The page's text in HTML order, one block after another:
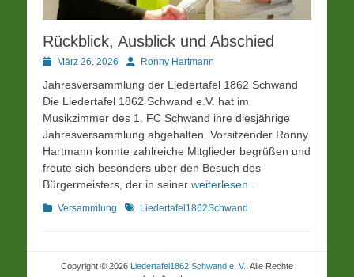
Rückblick, Ausblick und Abschied
PostedMärz 26, 2026 AutorRonny Hartmann
Jahresversammlung der Liedertafel 1862 Schwand
Die Liedertafel 1862 Schwand e.V. hat im
Musikzimmer des 1. FC Schwand ihre diesjährige
Jahresversammlung abgehalten. Vorsitzender Ronny
Hartmann konnte zahlreiche Mitglieder begrüßen und
freute sich besonders über den Besuch des
Bürgermeisters, der in seiner weiterlesen…
Kategorien
Versammlung Schlagworte
Liedertafel1862Schwand
Copyright © 2026 Liedertafel1862 Schwand e. V. . Alle Rechte